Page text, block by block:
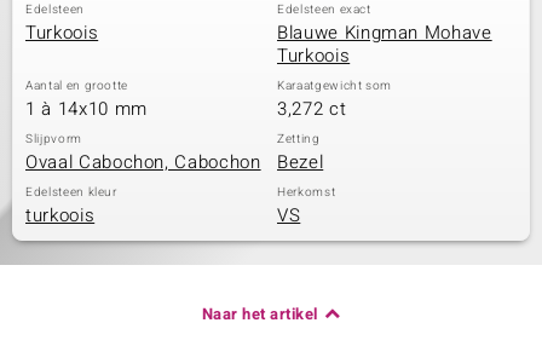
Edelsteen
Turkoois
Edelsteen exact
Blauwe Kingman Mohave
Turkoois
Aantal en grootte
1 à 14x10 mm
Karaatgewicht som
3,272 ct
Slijpvorm
Ovaal Cabochon, Cabochon
Zetting
Bezel
Edelsteen kleur
turkoois
Herkomst
VS
Naar het artikel